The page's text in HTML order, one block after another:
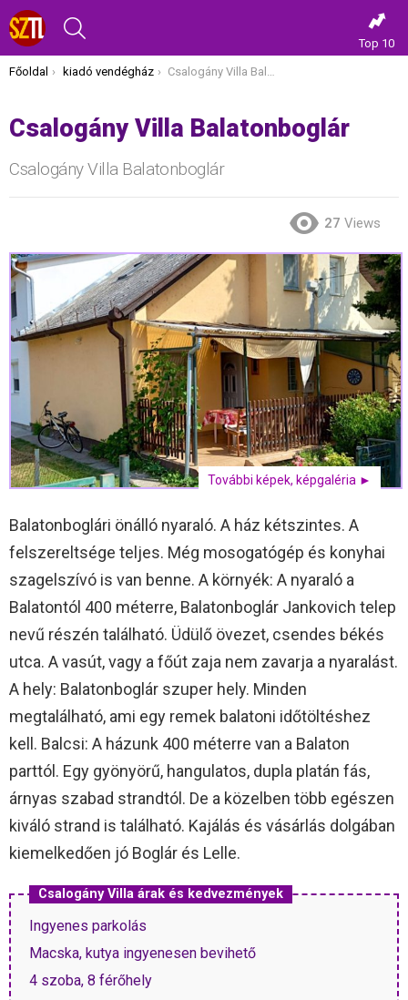
Top 10
Itt vagy most:
Főoldal kiadó vendégház Csalogány Villa Balatonboglár
Csalogány Villa Balatonboglár
Csalogány Villa Balatonboglár
27 Views
További képek, képgaléria ►
Balatonboglári önálló nyaraló. A ház kétszintes. A
felszereltsége teljes. Még mosogatógép és konyhai
szagelszívó is van benne. A környék: A nyaraló a
Balatontól 400 méterre, Balatonboglár Jankovich telep
nevű részén található. Üdülő övezet, csendes békés
utca. A vasút, vagy a főút zaja nem zavarja a nyaralást.
A hely: Balatonboglár szuper hely. Minden
megtalálható, ami egy remek balatoni időtöltéshez
kell. Balcsi: A házunk 400 méterre van a Balaton
parttól. Egy gyönyörű, hangulatos, dupla platán fás,
árnyas szabad strandtól. De a közelben több egészen
kiváló strand is található. Kajálás és vásárlás dolgában
kiemelkedően jó Boglár és Lelle.
Csalogány Villa árak és kedvezmények
Ingyenes parkolás
Macska, kutya ingyenesen bevihető
4 szoba, 8 férőhely